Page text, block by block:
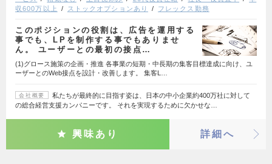
収600万以上
ストックオプションあり フレックス勤務
このポジションの役割は、広告を運用する
事でも、LPを制作する事でもありませ
ん。 ユーザーとの最初の接点…
(1)グロース施策の企画・推進 各事業の短期・中長期の集客目標達成に向け、ユ
ーザーとのWeb接点を設計・改善します。 集客L…
会社概要
私たちが最終的に目指す姿は、日本の中小企業約400万社に対して
の総合経営支援カンパニーです。 それを実現するために欠かせな…
興味あり 詳細へ